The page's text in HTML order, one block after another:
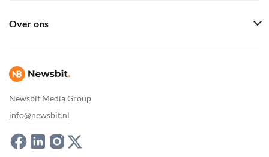
Newsbit Media Group
info@newsbit.nl
Over ons